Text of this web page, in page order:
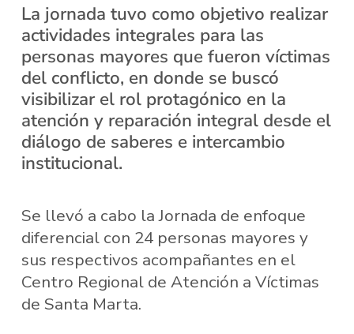
La jornada tuvo como objetivo realizar
actividades integrales para las
personas mayores que fueron víctimas
del conflicto, en donde se buscó
visibilizar el rol protagónico en la
atención y reparación integral desde el
diálogo de saberes e intercambio
institucional.
Se llevó a cabo la Jornada de enfoque
diferencial con 24 personas mayores y
sus respectivos acompañantes en el
Centro Regional de Atención a Víctimas
de Santa Marta.